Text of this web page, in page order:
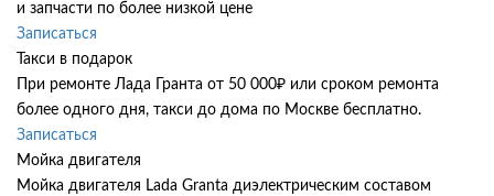
и запчасти по более низкой цене
Записаться
Такси в подарок
При ремонте Лада Гранта от 50 000₽ или сроком ремонта
более одного дня, такси до дома по Москве бесплатно.
Записаться
Мойка двигателя
Мойка двигателя Lada Granta диэлектрическим составом